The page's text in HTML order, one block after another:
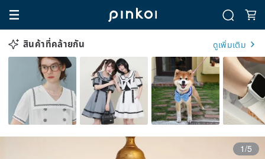
สินค้าที่คล้ายกัน ดูเพิ่มเติม
1/5